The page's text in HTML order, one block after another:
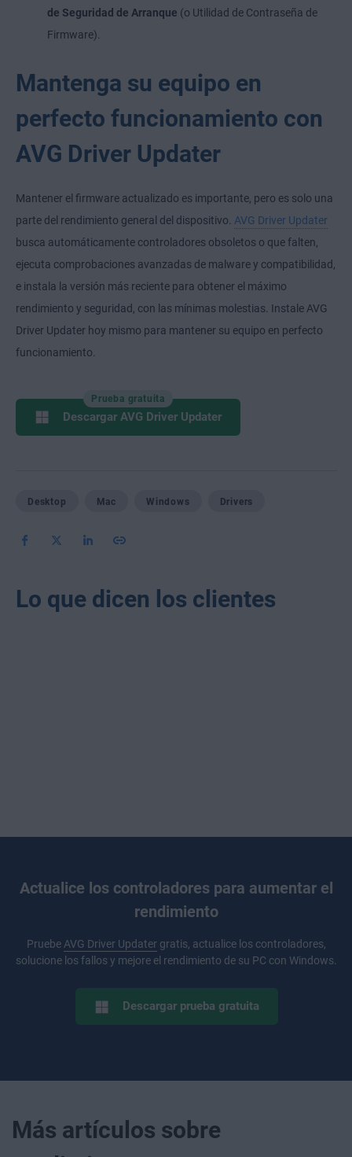
de Seguridad de Arranque (o Utilidad de Contraseña de
Firmware).
Mantenga su equipo en
perfecto funcionamiento con
AVG Driver Updater
Mantener el firmware actualizado es importante, pero es solo una
parte del rendimiento general del dispositivo. AVG Driver Updater
busca automáticamente controladores obsoletos o que falten,
ejecuta comprobaciones avanzadas de malware y compatibilidad,
e instala la versión más reciente para obtener el máximo
rendimiento y seguridad, con las mínimas molestias. Instale AVG
Driver Updater hoy mismo para mantener su equipo en perfecto
funcionamiento.
Prueba gratuita
Descargar AVG Driver Updater
Desktop Mac Windows Drivers
Lo que dicen los clientes
Actualice los controladores para aumentar el
rendimiento
PruebeAVG Driver Updater gratis, actualice los controladores,
solucione los fallos y mejore el rendimiento de su PC con Windows.
Descargar prueba gratuita
Más artículos sobre